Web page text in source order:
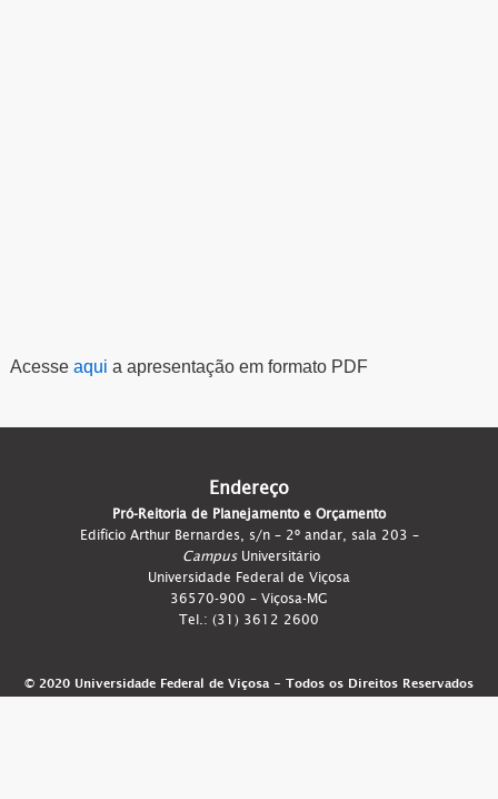
Acesse aqui a apresentação em formato PDF
Endereço
Pró-Reitoria de Planejamento e Orçamento
Edifício Arthur Bernardes, s/n – 2º andar, sala 203 –
CampusUniversitário
Universidade Federal de Viçosa
36570-900 – Viçosa-MG
Tel.: (31) 3612 2600
© 2020 Universidade Federal de Viçosa - Todos os Direitos Reservados